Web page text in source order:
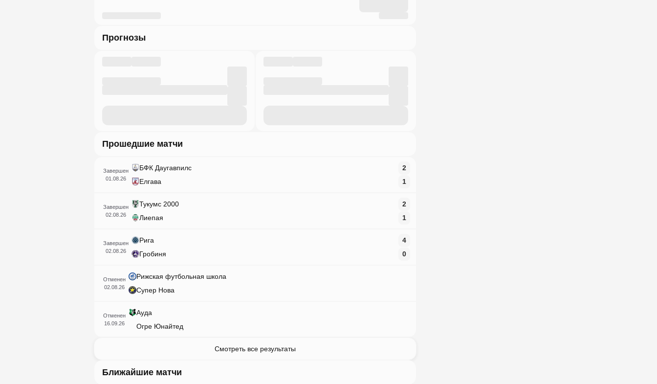
Прогнозы
Прошедшие матчи
Завершен
01.08.26
БФК Даугавпилс
2
Елгава
1
Завершен
02.08.26
Тукумс 2000
2
Лиепая
1
Завершен
02.08.26
Рига
4
Гробиня
0
Отменен
02.08.26
Рижская футбольная школа
Супер Нова
Отменен
16.09.26
Ауда
Огре Юнайтед
Смотреть все результаты
Ближайшие матчи